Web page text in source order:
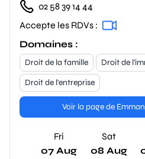
02 58 39 14 44
Accepte les RDVs :
Domaines :
Droit de la famille
Droit de
Droit de l'entreprise
Voir la page de
Fri
07 Aug
Sat
08 Aug